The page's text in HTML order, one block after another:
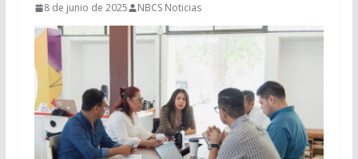
8 de junio de 2025 NBCS Noticias